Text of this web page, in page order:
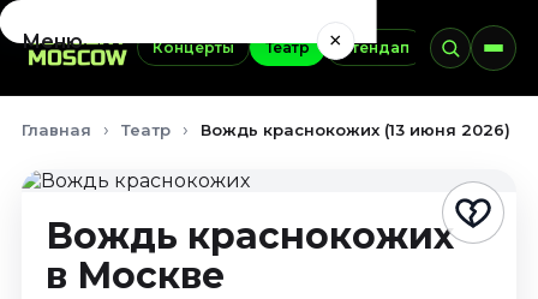
Концерты Театр Стендап Выставки
Меню ×
Сентябрь 2026
Ноябрь 2026
Декабрь 2026
Главная Театр Вождь краснокожих (13 июня 2026)
Вождь краснокожих
в Москве